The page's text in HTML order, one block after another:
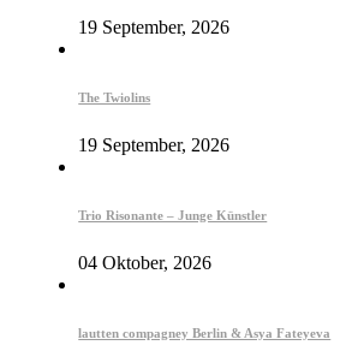
19 September, 2026
The Twiolins
19 September, 2026
Trio Risonante – Junge Künstler
04 Oktober, 2026
lautten compagney Berlin & Asya Fateyeva